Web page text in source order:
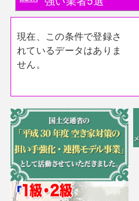
現在、この条件で登録さ
れているデータはありま
せん。